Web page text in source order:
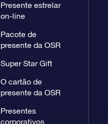
Presente estrelar
on-line
Pacote de
presente da OSR
Super Star Gift
O cartão de
presente da OSR
Presentes
corporativos